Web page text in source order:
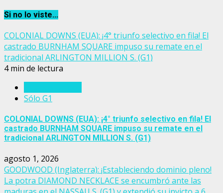
Si no lo viste...
COLONIAL DOWNS (EUA): ¡4° triunfo selectivo en fila! El
castrado BURNHAM SQUARE impuso su remate en el
tradicional ARLINGTON MILLION S. (G1)
4 min de lectura
Sólo G1
COLONIAL DOWNS (EUA): ¡4° triunfo selectivo en fila! El
castrado BURNHAM SQUARE impuso su remate en el
tradicional ARLINGTON MILLION S. (G1)
agosto 1, 2026
GOODWOOD (Inglaterra): ¡Estableciendo dominio pleno!
La potra DIAMOND NECKLACE se encumbró ante las